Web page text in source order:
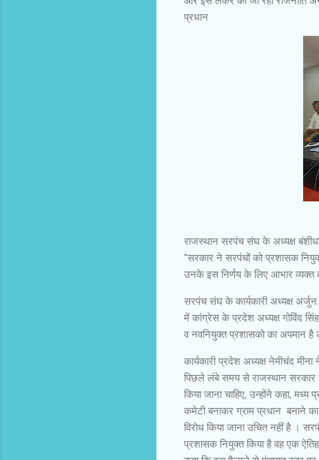
प्रधान
राजस्थान सरपंच संघ के अध्यक्ष
"सरकार ने सरपंचों को प्रशासक
उनके इस निर्णय के लिए आभार
सरपंच संघ के कार्यकारी अध्यक्ष
में कांग्रेस के प्रदेश अध्यक्ष गोविंद सिंह
व नवनियुक्त प्रशासको का अपमान है
कार्यकारी प्रदेश अध्यक्ष नेमीचंद
पिछले लंबे समय से राजस्थान सरकार
किया जाना चाहिए, उन्होंने कहा,
कमेटी बनाकर ग्राम प्रधान बनाने
विरोध किया जाना उचित नहीं है ।
प्रशासक नियुक्त किया है वह एक